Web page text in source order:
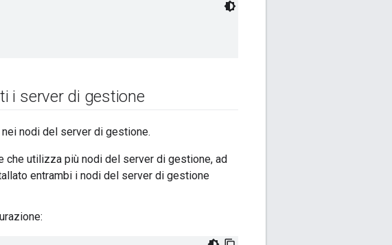
i server di gestione
nodi del server di gestione.
utilizza più nodi del server di gestione, ad
entrambi i nodi del server di gestione